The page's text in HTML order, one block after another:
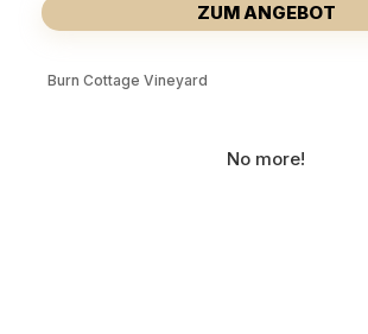
ZUM ANGEBOT
Burn Cottage Vineyard
No more!